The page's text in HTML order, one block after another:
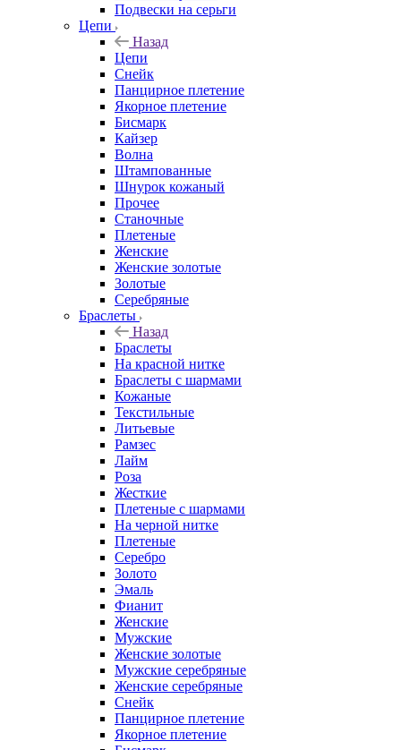
Подвески на серьги
Цепи
Назад
Цепи
Снейк
Панцирное плетение
Якорное плетение
Бисмарк
Кайзер
Волна
Штампованные
Шнурок кожаный
Прочее
Станочные
Плетеные
Женские
Женские золотые
Золотые
Серебряные
Браслеты
Назад
Браслеты
На красной нитке
Браслеты с шармами
Кожаные
Текстильные
Литьевые
Рамзес
Лайм
Роза
Жесткие
Плетеные с шармами
На черной нитке
Плетеные
Серебро
Золото
Эмаль
Фианит
Женские
Мужские
Женские золотые
Мужские серебряные
Женские серебряные
Снейк
Панцирное плетение
Якорное плетение